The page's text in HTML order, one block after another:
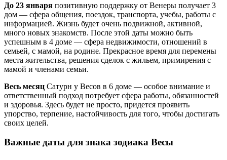
До 23 января позитивную поддержку от Венеры получает 3
дом — сфера общения, поездок, транспорта, учебы, работы с
информацией. Жизнь будет очень подвижной, активной,
много новых знакомств. После этой даты можно быть
успешным в 4 доме — сфера недвижимости, отношений в
семьей, с мамой, на родине. Прекрасное время для перемены
места жительства, решения сделок с жильем, примирения с
мамой и членами семьи.
Весь месяц Сатурн у Весов в 6 доме — особое внимание и
ответственный подход потребует сфера работы, обязанностей
и здоровья. Здесь будет не просто, придется проявить
упорство, терпение, настойчивость для того, чтобы достигать
своих целей.
Важные даты для знака зодиака Весы